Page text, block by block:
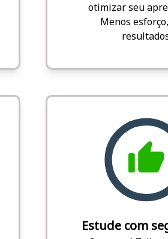
otimizar seu
Menos
Estude com